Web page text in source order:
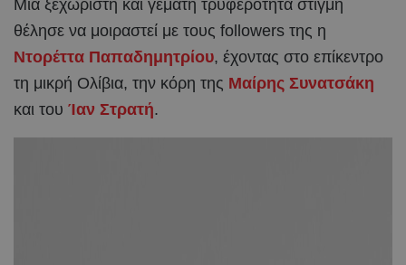
Μια ξεχωριστή και γεμάτη τρυφερότητα στιγμή
θέλησε να μοιραστεί με τους followers της η
Ντορέττα Παπαδημητρίου, έχοντας στο επίκεντρο
τη μικρή Ολίβια, την κόρη της Μαίρης Συνατσάκη
και του Ίαν Στρατή.